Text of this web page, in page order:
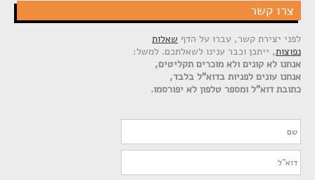
צרו קשר
לפני יצירת קשר, עברו על הדף שאלות
נפוצות, ייתכן וכבר ענינו לשאלתכם. למשל:
אנחנו לא קונים ולא מוכרים תקליטים,
אנחנו עונים לפניות בדוא"ל בלבד,
כתובת דוא"ל ומספר טלפון לא יפורסמו.